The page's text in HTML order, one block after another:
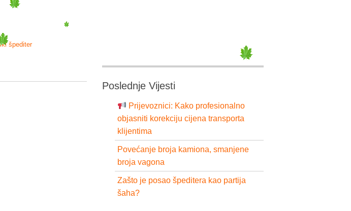
špediter
Poslednje Vijesti
Prijevoznici: Kako profesionalno
objasniti korekciju cijena transporta
klijentima
Povećanje broja kamiona, smanjene
broja vagona
Zašto je posao špeditera kao partija
šaha?